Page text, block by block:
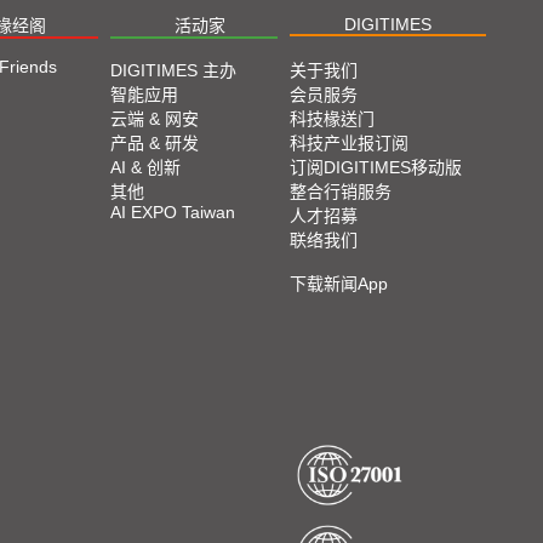
经阁 活动家 DIGITIMES
DIGITIMES 主办
智能应用
云端 & 网安
产品 & 研发
AI & 创新
其他
AI EXPO Taiwan
关于我们
会员服务
科技椽送门
科技产业报订阅
订阅DIGITIMES移动版
整合行销服务
人才招募
联络我们
下载新闻App